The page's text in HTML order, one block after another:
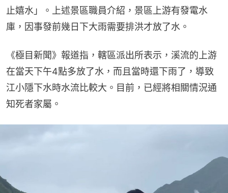
止嬉水」。上述景區職員介紹，景區上游有發電水
庫，因事發前幾日下大雨需要排洪才放了水。
《極目新聞》報道指，轄區派出所表示，溪流的上游
在當天下午4點多放了水，而且當時還下雨了，導致
江小隱下水時水流比較大。目前，已經將相關情況通
知死者家屬。